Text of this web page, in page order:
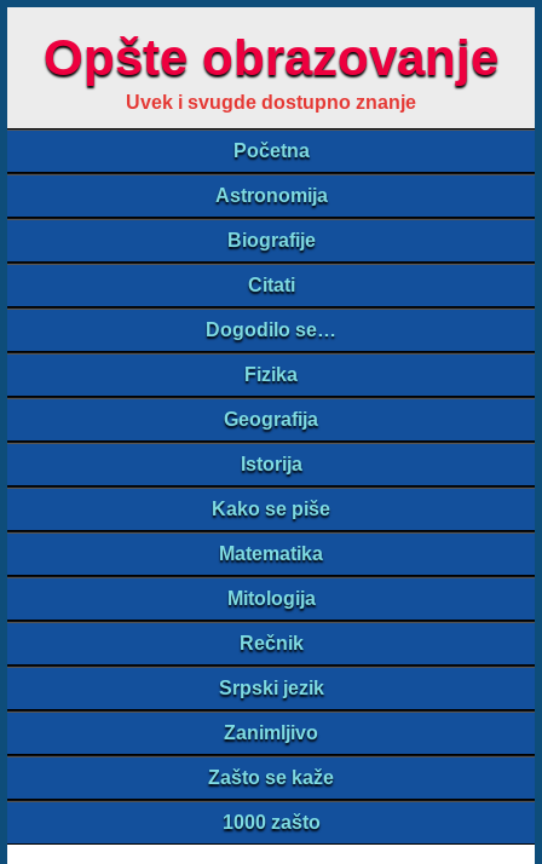
Opšte obrazovanje
Uvek i svugde dostupno znanje
Početna
Astronomija
Biografije
Citati
Dogodilo se…
Fizika
Geografija
Istorija
Kako se piše
Matematika
Mitologija
Rečnik
Srpski jezik
Zanimljivo
Zašto se kaže
1000 zašto